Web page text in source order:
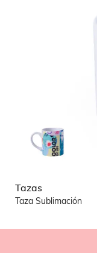
Tazas
Taza Sublimación